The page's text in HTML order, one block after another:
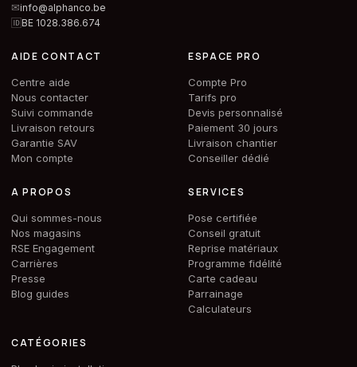
✉info@alphanco.be
🆔BE 1028.386.674
AIDE CONTACT
Centre aide
Nous contacter
Suivi commande
Livraison retours
Garantie SAV
Mon compte
ESPACE PRO
Compte Pro
Tarifs pro
Devis personnalisé
Paiement 30 jours
Livraison chantier
Conseiller dédié
A PROPOS
Qui sommes-nous
Nos magasins
RSE Engagement
Carrières
Presse
Blog guides
SERVICES
Pose certifiée
Conseil gratuit
Reprise matériaux
Programme fidélité
Carte cadeau
Parrainage
Calculateurs
CATÉGORIES